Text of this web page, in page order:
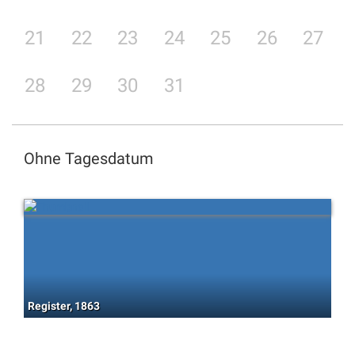
21 22 23 24 25 26 27
28 29 30 31
Ohne Tagesdatum
Register, 1863